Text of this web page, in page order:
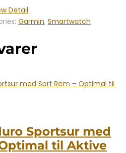
Detail
Garmin, Smartwatch
Sportsur med
til Aktive